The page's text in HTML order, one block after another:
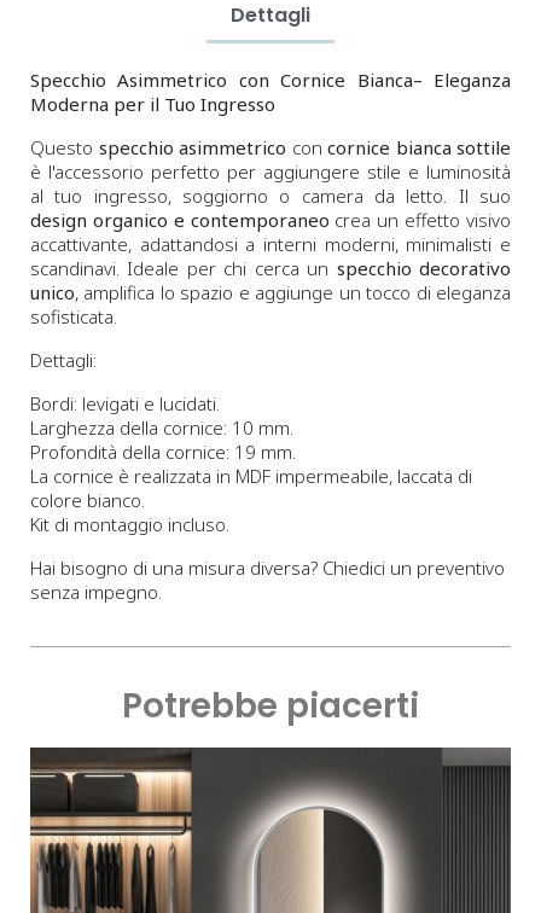
Dettagli
Specchio Asimmetrico con Cornice Bianca– Eleganza
Moderna per il Tuo Ingresso
Questo specchio asimmetrico con cornice bianca sottile
è l'accessorio perfetto per aggiungere stile e luminosità
al tuo ingresso, soggiorno o camera da letto. Il suo
design organico e contemporaneo crea un effetto visivo
accattivante, adattandosi a interni moderni, minimalisti e
scandinavi. Ideale per chi cerca un specchio decorativo
unico, amplifica lo spazio e aggiunge un tocco di eleganza
sofisticata.
Dettagli:
Bordi: levigati e lucidati.
Larghezza della cornice: 10 mm.
Profondità della cornice: 19 mm.
La cornice è realizzata in MDF impermeabile, laccata di
colore bianco.
Kit di montaggio incluso.
Hai bisogno di una misura diversa? Chiedici un preventivo
senza impegno.
Potrebbe piacerti